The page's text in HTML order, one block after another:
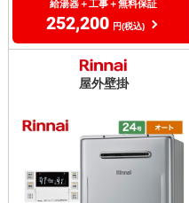
給湯器＋工事＋無料保証
252,200 円(税込)
屋外壁掛